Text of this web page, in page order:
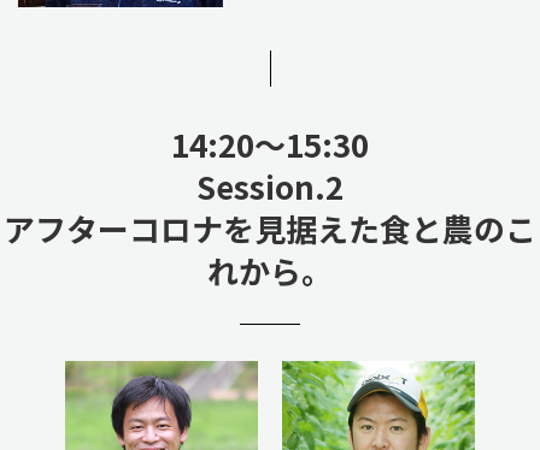
14:20〜15:30
Session.2
アフターコロナを見据えた食と農のこ
れから。